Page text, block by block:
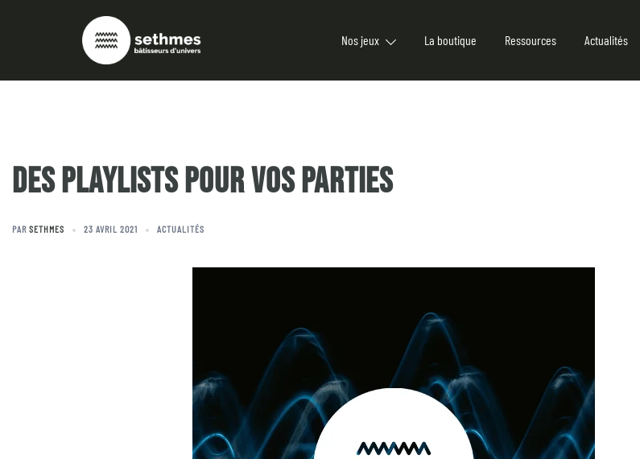
Nos jeux La boutique Ressources Actualités
DES PLAYLISTS POUR VOS PARTIES
PAR SETHMES 23 AVRIL 2021 ACTUALITÉS